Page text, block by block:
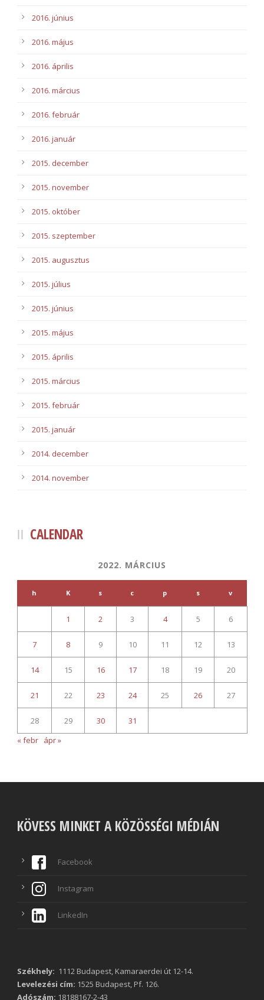
2016. június
2016. május
2016. április
2016. március
2016. február
2016. január
2015. december
2015. november
2015. október
2015. szeptember
2015. augusztus
2015. július
2015. június
2015. május
2015. április
2015. március
2015. február
2015. január
2014. december
2014. november
CALENDAR
2022. MÁRCIUS
h K s c p s v
1 2 3 4 5 6
7 8 9 10 11 12 13
14 15 16 17 18 19 20
21 22 23 24 25 26 27
28 29 30
31
« febr ápr »
KÖVESS MINKET A KÖZÖSSÉGI MÉDIÁN
Facebook
Instagram
LinkedIn
Székhely: 1112 Budapest, Kamaraerdei út 12-14.
Levelezési cím: 1525 Budapest, Pf. 126.
Adószám: 18188167-2-43